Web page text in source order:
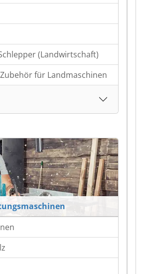
(Landwirtschaft)
für Landmaschinen